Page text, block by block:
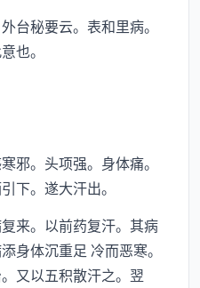
秘要云。表和里病。
也。
。头项强。身体痛。
下。遂大汗出。
来。以前药复汗。其病
身体沉重足 冷而恶寒。
又以五积散汗之。翌